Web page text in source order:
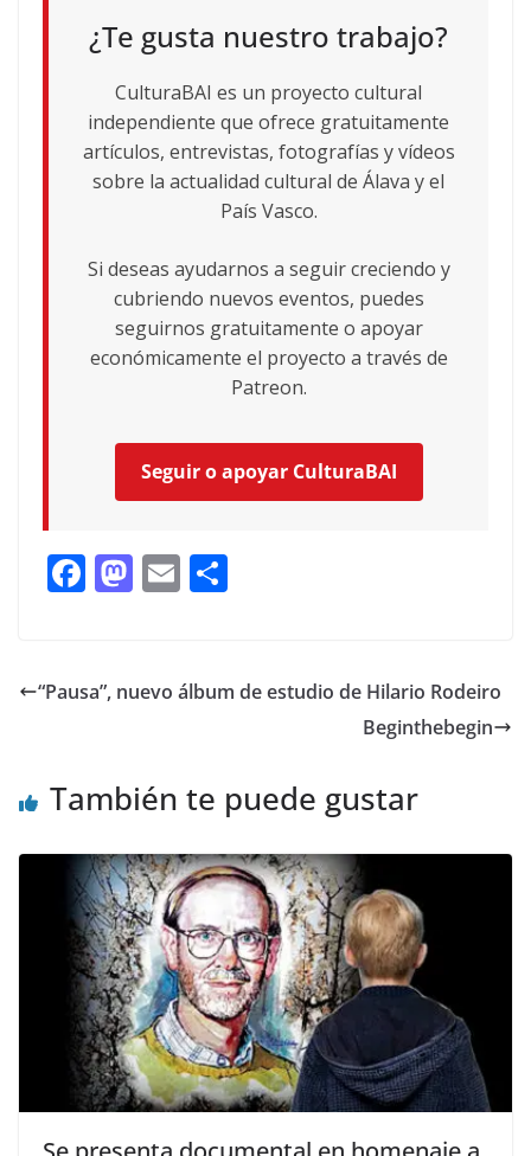
¿Te gusta nuestro trabajo?
CulturaBAI es un proyecto cultural
independiente que ofrece gratuitamente
artículos, entrevistas, fotografías y vídeos
sobre la actualidad cultural de Álava y el
País Vasco.
Si deseas ayudarnos a seguir creciendo y
cubriendo nuevos eventos, puedes
seguirnos gratuitamente o apoyar
económicamente el proyecto a través de
Patreon.
Seguir o apoyar CulturaBAI
F
b
k
M
d
E
l p
r
“Pausa”, nuevo álbum de estudio de Hilario Rodeiro
Beginthebegin
También te puede gustar